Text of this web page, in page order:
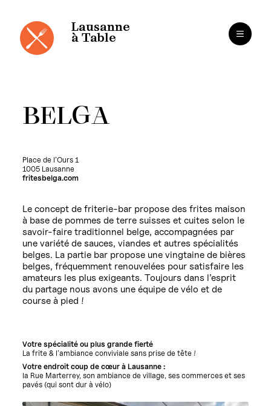
contenu
Lausanne
à Table
BELGA
Place de l’Ours 1
1005 Lausanne
fritesbelga.com
Le concept de friterie-bar propose des frites maison
à base de pommes de terre suisses et cuites selon le
savoir-faire traditionnel belge, accompagnées par
une variété de sauces, viandes et autres spécialités
belges. La partie bar propose une vingtaine de bières
belges, fréquemment renouvelées pour satisfaire les
amateurs les plus exigeants. Toujours dans l’esprit
du partage nous avons une équipe de vélo et de
course à pied !
Votre spécialité ou plus grande fierté
La frite & l’ambiance conviviale sans prise de tête !
Votre endroit coup de cœur à Lausanne :
la Rue Marterrey, son ambiance de village, ses commerces et ses
pavés (qui sont dur à vélo)